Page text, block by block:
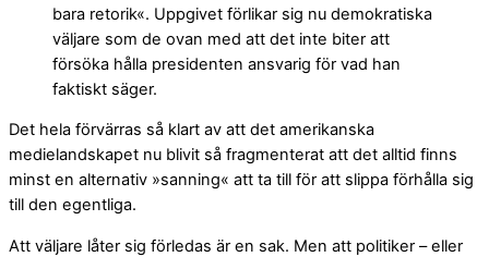
bara retorik«. Uppgivet förlikar sig nu demokratiska
väljare som de ovan med att det inte biter att
försöka hålla presidenten ansvarig för vad han
faktiskt säger.
Det hela förvärras så klart av att det amerikanska
medielandskapet nu blivit så fragmenterat att det alltid finns
minst en alternativ »sanning« att ta till för att slippa förhålla sig
till den egentliga.
Att väljare låter sig förledas är en sak. Men att politiker – eller